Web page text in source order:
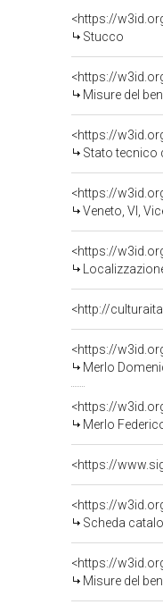
<https://
Stucco
<https://
Misure del
<https://
Stato tecnico
<https://
Veneto, VI,
<https://
<http://
<https://
Merlo
<https://
Merlo
<https://
Scheda
<https://
Misure del